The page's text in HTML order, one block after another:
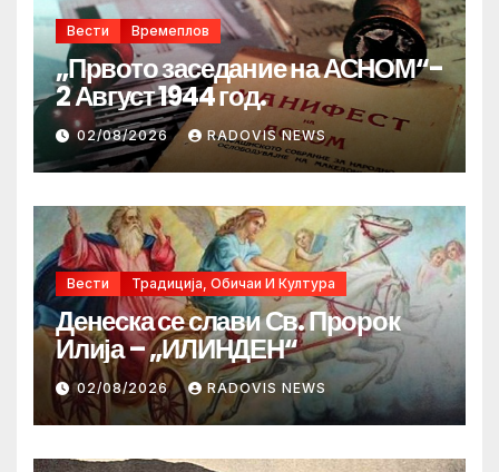
Вести Времеплов
„Првото заседание на АСНОМ“-
2 Август 1944 год.
02/08/2026 RADOVIS NEWS
Вести Традиција, Обичаи И Култура
Денеска се слави Св. Пророк
Илија – „ИЛИНДЕН“
02/08/2026 RADOVIS NEWS